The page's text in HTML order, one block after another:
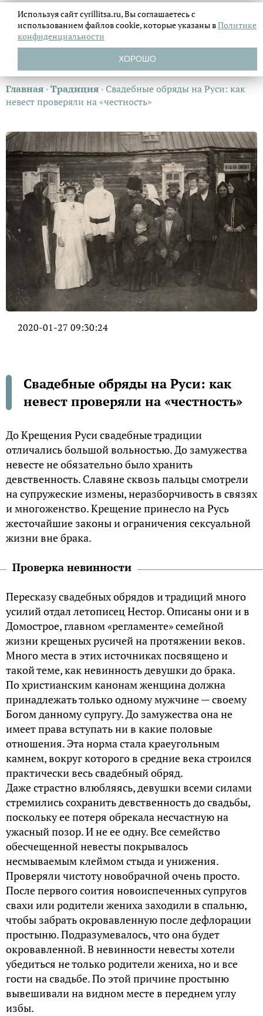
Главная ›Традиция ›Свадебные обряды на Руси: как
невест проверяли на «честность»
2020-01-27 09:30:24
Свадебные обряды на Руси: как
невест проверяли на «честность»
До Крещения Руси свадебные традиции
отличались большой вольностью. До замужества
невесте не обязательно было хранить
девственность. Славяне сквозь пальцы смотрели
на супружеские измены, неразборчивость в связях
и многоженство. Крещение принесло на Русь
жесточайшие законы и ограничения сексуальной
жизни вне брака.
Проверка невинности
Пересказу свадебных обрядов и традиций много
усилий отдал летописец Нестор. Описаны они и в
Домострое, главном «регламенте» семейной
жизни крещеных русичей на протяжении веков.
Много места в этих источниках посвящено и
такой теме, как невинность девушки до брака.
По христианским канонам женщина должна
принадлежать только одному мужчине — своему
Богом данному супругу. До замужества она не
имеет права вступать ни в какие половые
отношения. Эта норма стала краеугольным
камнем, вокруг которого в средние века строился
практически весь свадебный обряд.
Даже страстно влюбляясь, девушки всеми силами
стремились сохранить девственность до свадьбы,
поскольку ее потеря обрекала несчастную на
ужасный позор. И не ее одну. Все семейство
обесчещенной невесты покрывалось
несмываемым клеймом стыда и унижения.
Проверяли чистоту новобрачной очень просто.
После первого соития новоиспеченных супругов
свахи или родители жениха заходили в спальню,
чтобы забрать окровавленную после дефлорации
простыню. Подразумевалось, что она будет
окровавленной. В невинности невесты хотели
убедиться не только родители жениха, но и все
гости на свадьбе. По этой причине простыню
вывешивали на видном месте в переднем углу
избы.
Используя сайт cyrillitsa.ru, Вы соглашаетесь с
использованием файловcookie, которые указаны вПолитике
конфиденциальности
ХОРОШО